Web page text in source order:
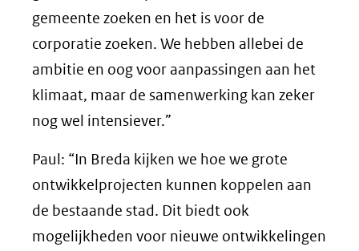
gemeente zoeken en het is voor de
corporatie zoeken. We hebben allebei de
ambitie en oog voor aanpassingen aan het
klimaat, maar de samenwerking kan zeker
nog wel intensiever.”
Paul: “In Breda kijken we hoe we grote
ontwikkelprojecten kunnen koppelen aan
de bestaande stad. Dit biedt ook
mogelijkheden voor nieuwe ontwikkelingen